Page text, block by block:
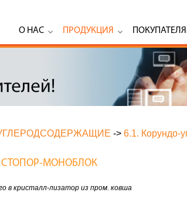
О НАС ПРОДУКЦИЯ
-> 6.1. Корундо-
СТОПОР-МОНОБЛОК
в кристалл-лизатор из пром. ковша